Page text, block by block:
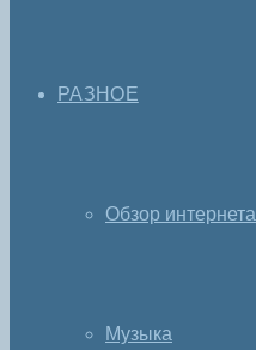
РАЗНОЕ
Обзор интернета
Музыка